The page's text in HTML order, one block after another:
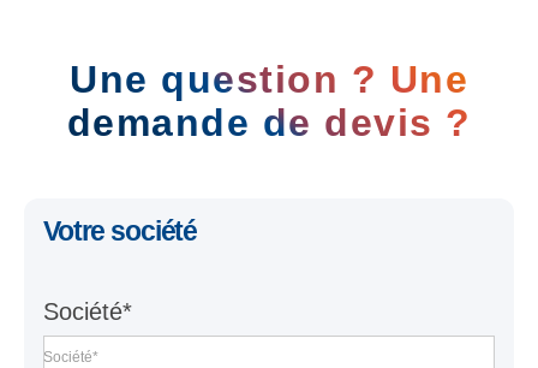
Une question ? Une
demande de devis ?
Votre société
Société*
Société*